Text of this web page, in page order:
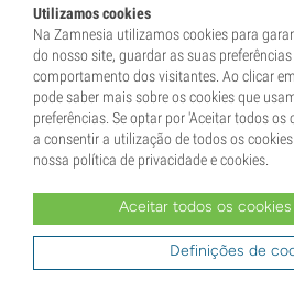
Recebe 10% de desconto na
encomenda!
Subscreve a newsletter e fica a
ofertas exclusivas em primeira
Registar
Utilizamos cookies
Na Zamnesia utilizamos cookies para
do nosso site, guardar as suas
comportamento dos visitantes. Ao clicar
pode saber mais sobre os cookies que
preferências. Se optar por 'Aceitar todos os
a consentir a utilização de todos os
nossa política de privacidade e cookies.
Aceitar todos os
Definições de